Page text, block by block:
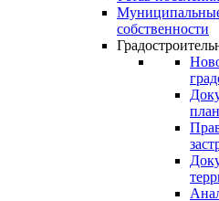
собственности